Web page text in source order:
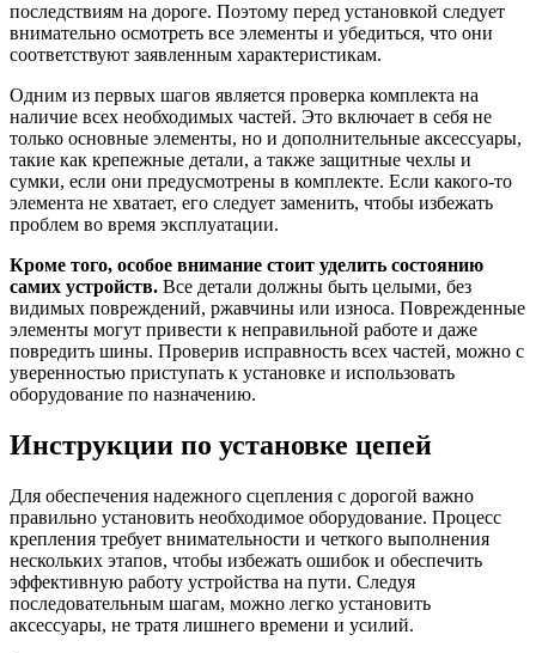
последствиям на дороге. Поэтому перед установкой следует
внимательно осмотреть все элементы и убедиться, что они
соответствуют заявленным характеристикам.
Одним из первых шагов является проверка комплекта на
наличие всех необходимых частей. Это включает в себя не
только основные элементы, но и дополнительные аксессуары,
такие как крепежные детали, а также защитные чехлы и
сумки, если они предусмотрены в комплекте. Если какого-то
элемента не хватает, его следует заменить, чтобы избежать
проблем во время эксплуатации.
Кроме того, особое внимание стоит уделить состоянию
самих устройств. Все детали должны быть целыми, без
видимых повреждений, ржавчины или износа. Поврежденные
элементы могут привести к неправильной работе и даже
повредить шины. Проверив исправность всех частей, можно с
уверенностью приступать к установке и использовать
оборудование по назначению.
Инструкции по установке цепей
Для обеспечения надежного сцепления с дорогой важно
правильно установить необходимое оборудование. Процесс
крепления требует внимательности и четкого выполнения
нескольких этапов, чтобы избежать ошибок и обеспечить
эффективную работу устройства на пути. Следуя
последовательным шагам, можно легко установить
аксессуары, не тратя лишнего времени и усилий.